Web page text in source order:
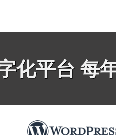
化平台 每